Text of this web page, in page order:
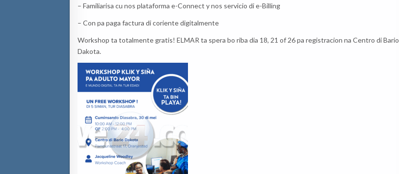
– Familiarisa cu nos plataforma e-Connect y nos servicio di e-Billing
– Con pa paga factura di coriente digitalmente
Workshop ta totalmente gratis! ELMAR ta spera bo riba dia 18, 21 of 26 pa registracion na Centro di Bario
Dakota.